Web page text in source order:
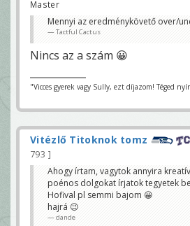
Master
Mennyi az eredménykövető over/
Tactful Cactus
Nincs az a szám 😀
"Vicces gyerek vagy Sully, ezt díjazom! Téged
Vitézlő Titoknok tomz
793
Ahogy írtam, vagytok annyira
poénos dolgokat írjatok tegyetek
Hofival pl semmi bajom 😀
hajrá 😉
dande